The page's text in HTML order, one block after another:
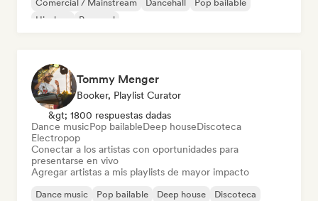
Comercial / Mainstream
Dancehall
Pop bailable
Hip-hop
Pop soul
Tommy Menger
Booker, Playlist Curator
&gt; 1800 respuestas dadas
Dance musicPop bailableDeep houseDiscoteca
Electropop
Conectar a los artistas con oportunidades para
presentarse en vivo
Agregar artistas a mis playlists de mayor impacto
Dance music Pop bailable Deep house
Discoteca